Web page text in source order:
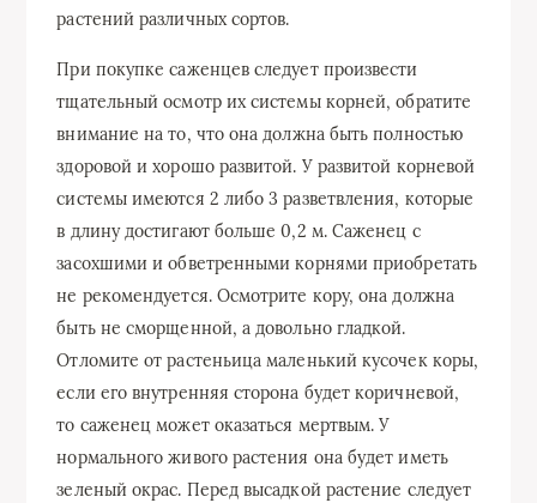
растений различных сортов.
При покупке саженцев следует произвести
тщательный осмотр их системы корней, обратите
внимание на то, что она должна быть полностью
здоровой и хорошо развитой. У развитой корневой
системы имеются 2 либо 3 разветвления, которые
в длину достигают больше 0,2 м. Саженец с
засохшими и обветренными корнями приобретать
не рекомендуется. Осмотрите кору, она должна
быть не сморщенной, а довольно гладкой.
Отломите от растеньица маленький кусочек коры,
если его внутренняя сторона будет коричневой,
то саженец может оказаться мертвым. У
нормального живого растения она будет иметь
зеленый окрас. Перед высадкой растение следует